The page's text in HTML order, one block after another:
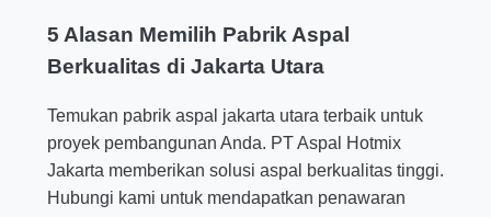
5 Alasan Memilih Pabrik Aspal
Berkualitas di Jakarta Utara
Temukan pabrik aspal jakarta utara terbaik untuk
proyek pembangunan Anda. PT Aspal Hotmix
Jakarta memberikan solusi aspal berkualitas tinggi.
Hubungi kami untuk mendapatkan penawaran